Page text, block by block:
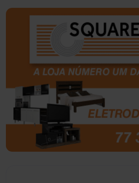
Bom Jesus da Lapa
Boquira
Botuporã
Brasil
Brumado